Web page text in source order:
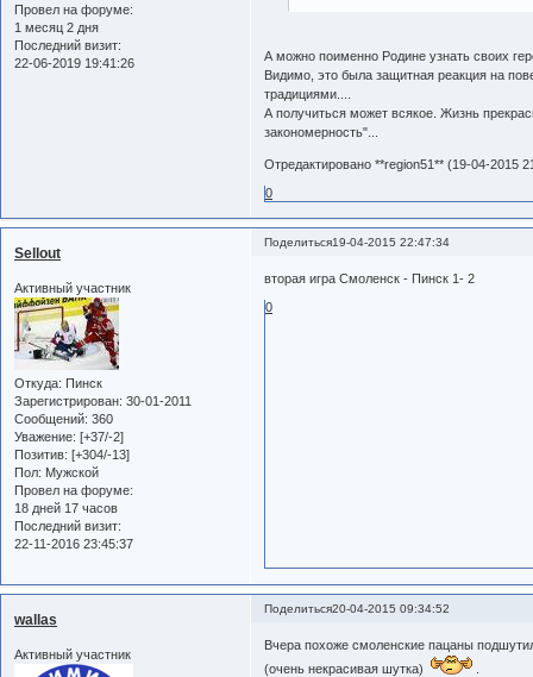
Провел на форуме:
1 месяц 2 дня
Последний визит:
22-06-2019 19:41:26
А можно поименно Родине узнать своих
Видимо, это была защитная реакция на
традициями....
А получиться может всякое. Жизнь
закономерность"...
Отредактировано **region51** (19-04-2015
0
Поделиться19-04-2015 22:47:34
Sellout
Активный участник
Откуда: Пинск
Зарегистрирован: 30-01-2011
Сообщений: 360
Уважение: [+37/-2]
Позитив: [+304/-13]
Пол: Мужской
Провел на форуме:
18 дней 17 часов
Последний визит:
22-11-2016 23:45:37
вторая игра Смоленск - Пинск 1- 2
0
Поделиться20-04-2015 09:34:52
wallas
Активный участник
Вчера похоже смоленские пацаны
(очень некрасивая шутка)